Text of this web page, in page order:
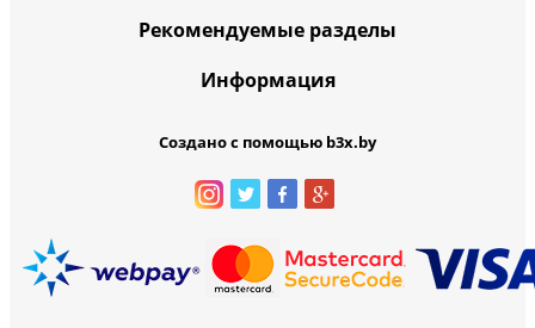
Рекомендуемые разделы
Информация
Создано с помощью b3x.by